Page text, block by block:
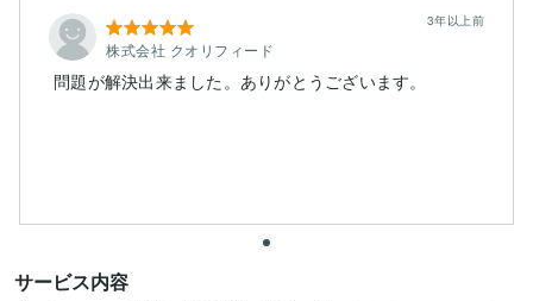
株式会社 クオリフィード
3年以上前
問題が解決出来ました。ありがとうございます。
サービス内容